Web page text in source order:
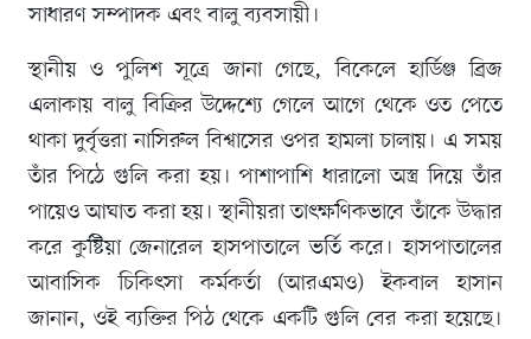
সাধারণ সম্পাদক এবং বালু ব্যবসায়ী।
স্থানীয় ও পুলিশ সূত্রে জানা গেছে, বিকেলে হার্ডিঞ্জ ব্রিজ
এলাকায় বালু বিক্রির উদ্দেশ্যে গেলে আগে থেকে ওত পেতে
থাকা দুর্বৃত্তরা নাসিরুল বিশ্বাসের ওপর হামলা চালায়। এ সময়
তাঁর পিঠে গুলি করা হয়। পাশাপাশি ধারালো অস্ত্র দিয়ে তাঁর
পায়েও আঘাত করা হয়। স্থানীয়রা তাৎক্ষণিকভাবে তাঁকে উদ্ধার
করে কুষ্টিয়া জেনারেল হাসপাতালে ভর্তি করে। হাসপাতালের
আবাসিক চিকিৎসা কর্মকর্তা (আরএমও) ইকবাল হাসান
জানান, ওই ব্যক্তির পিঠ থেকে একটি গুলি বের করা হয়েছে।